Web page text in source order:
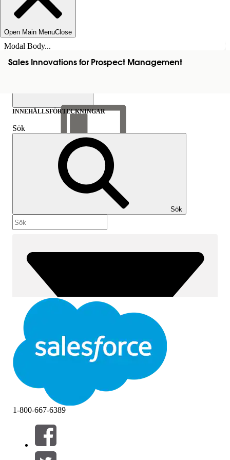
Open Main MenuClose
Modal Body...
Sales Innovations for Prospect Management
Visa
innehållsförteckning
Innehållsförteckningar
INNEHÅLLSFÖRTECKNINGAR
Sök
Sök
Filter (0)
VÄLJ FILTER
1-800-667-6389